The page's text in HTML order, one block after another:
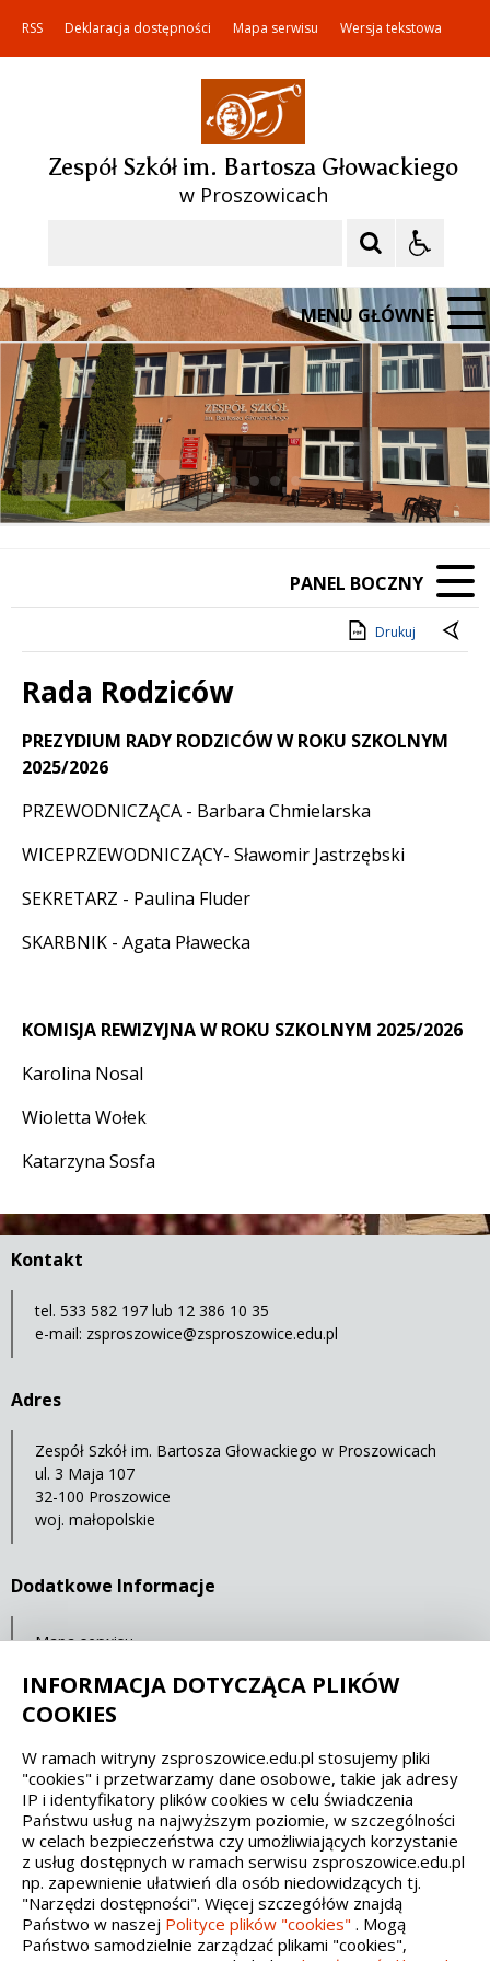
RSS Deklaracja dostępności Mapa serwisu Wersja tekstowa
Zespół Szkół im. Bartosza Głowackiego
w Proszowicach
MENU GŁÓWNE
Poprzedni Element
Następny Element
❚❚
PANEL BOCZNY
Drukuj
Rada Rodziców
Treść
PREZYDIUM RADY RODZICÓW W ROKU SZKOLNYM
2025/2026
PRZEWODNICZĄCA - Barbara Chmielarska
WICEPRZEWODNICZĄCY- Sławomir Jastrzębski
SEKRETARZ - Paulina Fluder
SKARBNIK - Agata Pławecka
KOMISJA REWIZYJNA W ROKU SZKOLNYM 2025/2026
Karolina Nosal
Wioletta Wołek
Katarzyna Sosfa
Kontakt
tel. 533 582 197 lub 12 386 10 35
e-mail: zsproszowice@zsproszowice.edu.pl
Adres
Zespół Szkół im. Bartosza Głowackiego w Proszowicach
ul. 3 Maja 107
32-100 Proszowice
woj. małopolskie
Dodatkowe Informacje
Mapa serwisu
Statystyki oglądalności
Spełniamy standardy dostępności oraz W3C
WCAG 2.1 SECTION 508 EAA/EN 301549
IS 5568
INFORMACJA DOTYCZĄCA PLIKÓW
COOKIES
W ramach witryny zsproszowice.edu.pl stosujemy pliki
"cookies" i przetwarzamy dane osobowe, takie jak adresy
IP i identyfikatory plików cookies w celu świadczenia
Państwu usług na najwyższym poziomie, w szczególności
w celach bezpieczeństwa czy umożliwiających korzystanie
z usług dostępnych w ramach serwisu zsproszowice.edu.pl
np. zapewnienie ułatwień dla osób niedowidzących tj.
"Narzędzi dostępności". Więcej szczegółów znajdą
Państwo w naszej Polityce plików "cookies" . Mogą
Państwo samodzielnie zarządzać plikami "cookies",